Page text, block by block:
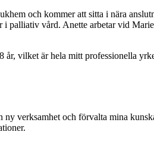
och kommer att sitta i nära
i palliativ vård. Anette arbetar vid
vilket är hela mitt professionella
verksamhet och förvalta mina